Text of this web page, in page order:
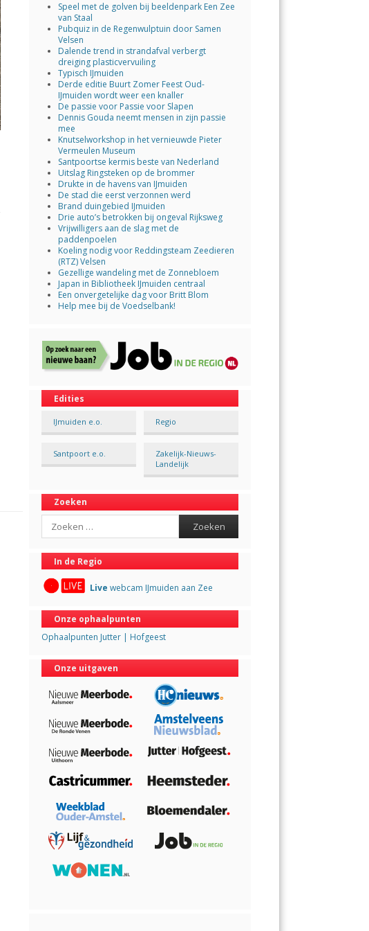
Speel met de golven bij beeldenpark Een Zee
van Staal
Pubquiz in de Regenwulptuin door Samen
Velsen
Dalende trend in strandafval verbergt
dreiging plasticvervuiling
Typisch IJmuiden
Derde editie Buurt Zomer Feest Oud-
IJmuiden wordt weer een knaller
De passie voor Passie voor Slapen
Dennis Gouda neemt mensen in zijn passie
mee
Knutselworkshop in het vernieuwde Pieter
Vermeulen Museum
Santpoortse kermis beste van Nederland
Uitslag Ringsteken op de brommer
Drukte in de havens van IJmuiden
De stad die eerst verzonnen werd
Brand duingebied IJmuiden
Drie auto’s betrokken bij ongeval Rijksweg
Vrijwilligers aan de slag met de
paddenpoelen
Koeling nodig voor Reddingsteam Zeedieren
(RTZ) Velsen
Gezellige wandeling met de Zonnebloem
Japan in Bibliotheek IJmuiden centraal
Een onvergetelijke dag voor Britt Blom
Help mee bij de Voedselbank!
Edities
IJmuiden e.o. Regio
Santpoort e.o.
Zakelijk-Nieuws-
Landelijk
Zoeken
Search
In de Regio
Live webcam IJmuiden aan Zee
Onze ophaalpunten
Ophaalpunten Jutter | Hofgeest
Onze uitgaven